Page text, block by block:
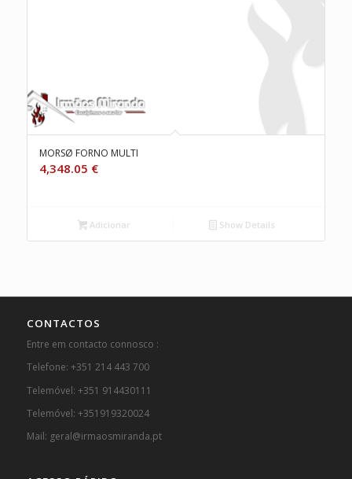
MORSØ FORNO MULTI
4,348.05 €
Adicionar Show Details
CONTACTOS
Entre em contacto connosco :
Telefone: +351 214 443 700
Telemóvel: +351 914430111
Telemóvel: +351919320024
Mail: geral@irmaosmiranda.pt